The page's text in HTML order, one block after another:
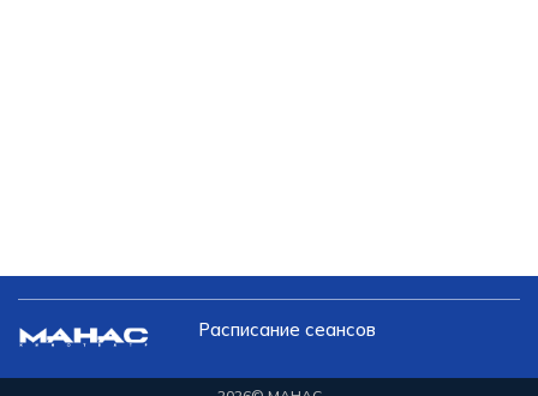
Расписание сеансов